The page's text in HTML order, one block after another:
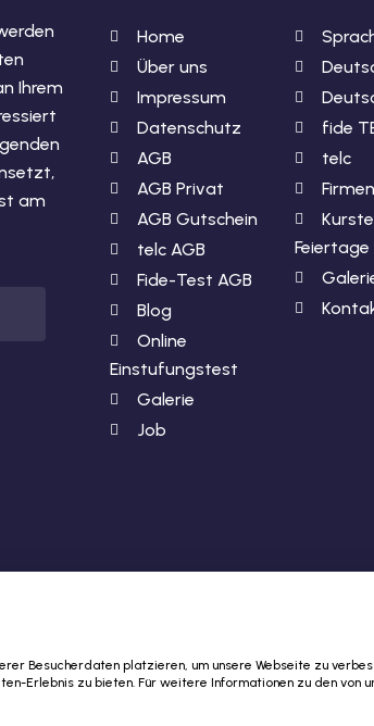
Ihrem
am
Home
Über uns
Impressum
Datenschutz
AGB
AGB Privat
AGB Gutschein
telc AGB
Fide-Test AGB
Blog
Online
Einstufungstest
Galerie
Job
fide
telc
Feiertage
Besucherdaten platzieren, um unsere Webseite zu
Erlebnis zu bieten. Für weitere Informationen zu den von